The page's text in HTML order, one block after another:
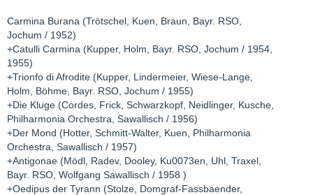
Carmina Burana (Trötschel, Kuen, Braun, Bayr. RSO,
Jochum / 1952)
+Catulli Carmina (Kupper, Holm, Bayr. RSO, Jochum / 1954,
1955)
+Trionfo di Afrodite (Kupper, Lindermeier, Wiese-Lange,
Holm, Böhme, Bayr. RSO, Jochum / 1955)
+Die Kluge (Cordes, Frick, Schwarzkopf, Neidlinger, Kusche,
Philharmonia Orchestra, Sawallisch / 1956)
+Der Mond (Hotter, Schmitt-Walter, Kuen, Philharmonia
Orchestra, Sawallisch / 1957)
+Antigonae (Mödl, Radev, Dooley, Ku0073en, Uhl, Traxel,
Bayr. RSO, Wolfgang Sawallisch / 1958 )
+Oedipus der Tyrann (Stolze, Domgraf-Fassbaender,